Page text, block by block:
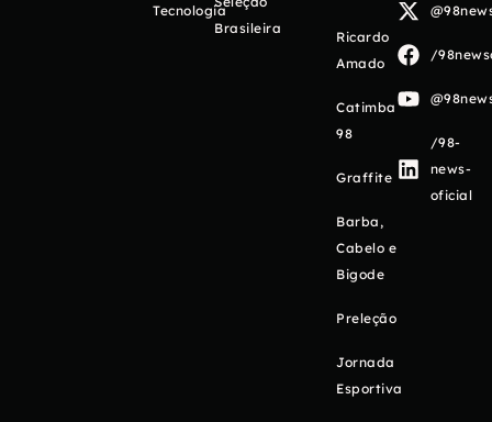
Tecnologia
Brasileira
Ricardo
Amado
Catimba
98
Graffite
Barba,
Cabelo e
Bigode
Preleção
Jornada
Esportiva
/
/98-
news-
oficial